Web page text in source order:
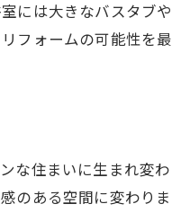
には大きなバスタブや
フォームの可能性を最
な住まいに生まれ変わ
のある空間に変わりま